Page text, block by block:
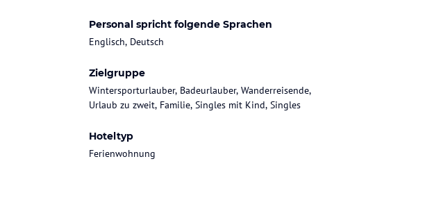
Personal spricht folgende Sprachen
Englisch, Deutsch
Zielgruppe
Wintersporturlauber, Badeurlauber, Wanderreisende,
Urlaub zu zweit, Familie, Singles mit Kind, Singles
Hoteltyp
Ferienwohnung